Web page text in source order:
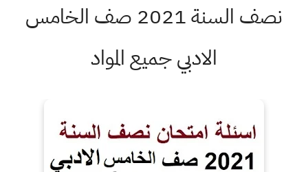
نصف السنة 2021 صف الخامس
الادبي جميع المواد